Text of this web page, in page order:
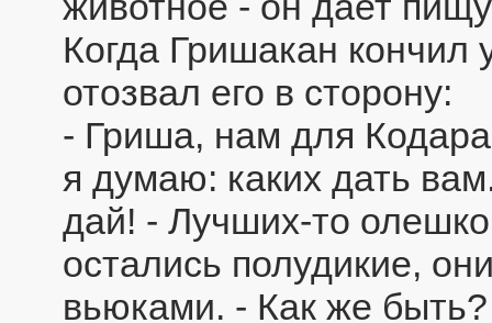
Когда Гришакан кончил
отозвал его в сторону:
- Гриша, нам для
я думаю: каких дать
дай! - Лучших-то
остались полудикие,
вьюками. - Как же быть?